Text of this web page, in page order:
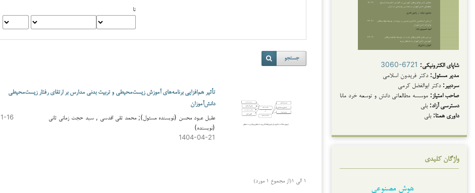
شاپای الکترونیکی: 3060-6721
مدیر مسئول: دکتر فریدون اسلامی
سردبیر: دکتر ابوالفضل کرمی
صاحب امتیاز: موسسه مطالعاتی دانش و توسعه خرد مانا
دسترسی آزاد: بلی
داوری همتا: بلی
واژگان کلیدی
هوش مصنوعی
تا
جستجو
تأثیر هم‌افزایی برنامه‌های آموزش زیست‌محیطی و تربیت بدنی مدارس بر ارتقای رفتار زیست‌محیطی
دانش‌آموزان
عقيل عبود محسن (نویسنده مسئول); محمد تقی اقدسی , سید حجت زمانی ثانی
(نویسنده)
1-16
1404-04-21
1 الی 1(از مجموع 1 مورد)